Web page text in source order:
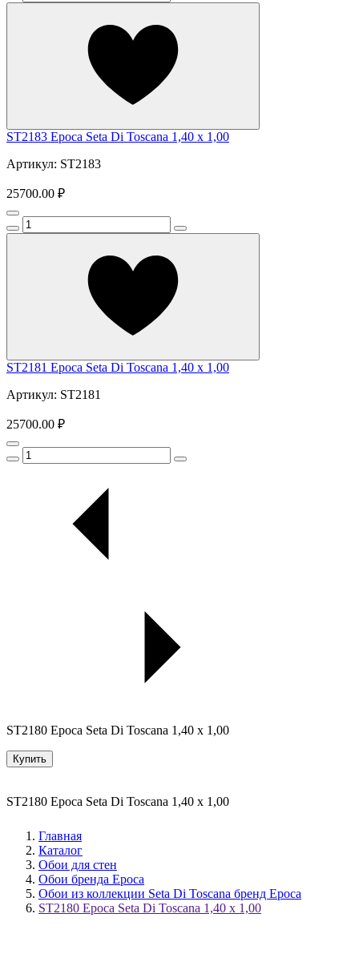
ST2183 Epoca Seta Di Toscana 1,40 х 1,00
Артикул: ST2183
25700.00 ₽
ST2181 Epoca Seta Di Toscana 1,40 х 1,00
Артикул: ST2181
25700.00 ₽
ST2180 Epoca Seta Di Toscana 1,40 х 1,00
Купить
ST2180 Epoca Seta Di Toscana 1,40 х 1,00
Главная
Каталог
Обои для стен
Обои бренда Epoca
Обои из коллекции Seta Di Toscana бренд Epoca
ST2180 Epoca Seta Di Toscana 1,40 х 1,00